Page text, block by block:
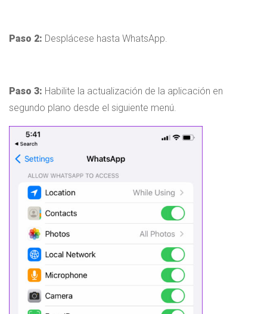
Paso 2: Desplácese hasta WhatsApp.
Paso 3: Habilite la actualización de la aplicación en
segundo plano desde el siguiente menú.